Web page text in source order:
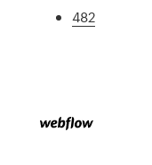
482